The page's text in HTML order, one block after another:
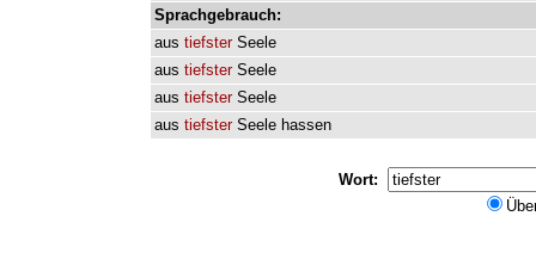
Sprachgebrauch:
aus tiefster Seele
aus tiefster Seele
aus tiefster Seele
aus tiefster Seele hassen
Wort: